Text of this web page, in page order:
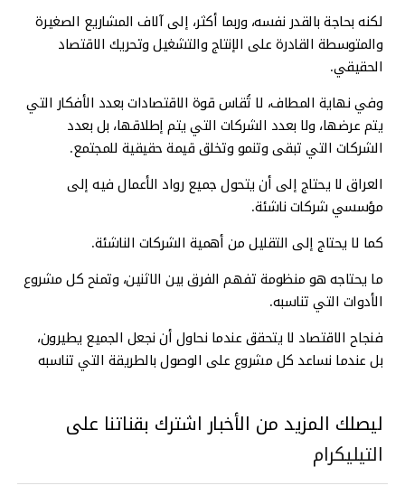
لكنه بحاجة بالقدر نفسه، وربما أكثر، إلى آلاف المشاريع الصغيرة
والمتوسطة القادرة على الإنتاج والتشغيل وتحريك الاقتصاد
الحقيقي.
وفي نهاية المطاف، لا تُقاس قوة الاقتصادات بعدد الأفكار التي
يتم عرضها، ولا بعدد الشركات التي يتم إطلاقها، بل بعدد
الشركات التي تبقى وتنمو وتخلق قيمة حقيقية للمجتمع.
العراق لا يحتاج إلى أن يتحول جميع رواد الأعمال فيه إلى
مؤسسي شركات ناشئة.
كما لا يحتاج إلى التقليل من أهمية الشركات الناشئة.
ما يحتاجه هو منظومة تفهم الفرق بين الاثنين، وتمنح كل مشروع
الأدوات التي تناسبه.
فنجاح الاقتصاد لا يتحقق عندما نحاول أن نجعل الجميع يطيرون،
بل عندما نساعد كل مشروع على الوصول بالطريقة التي تناسبه
ليصلك المزيد من الأخبار اشترك بقناتنا على
التيليكرام